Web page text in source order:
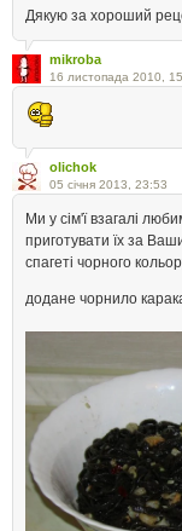
Дякую за хороший
mikroba
16 листопада 2010,
olichok
05 січня 2013, 23:53
Ми у сім'ї взагалі
приготувати їх за
спагеті чорного
додане чорнило